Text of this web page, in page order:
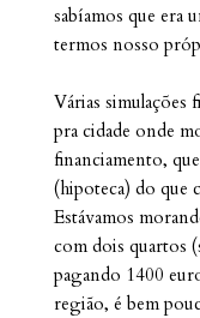
sabíamos que era
termos nosso
Várias simulações
pra cidade onde
financiamento,
(hipoteca) do que
Estávamos
com dois quartos
pagando 1400
região, é bem